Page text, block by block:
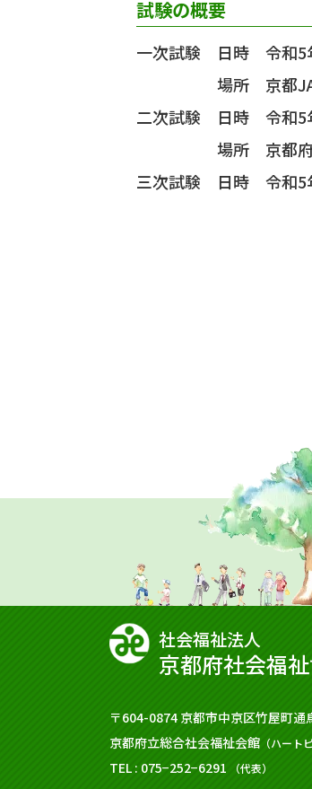
試験の概要
一次試験 日時 令和5
場所 京都JAビ
二次試験 日時 令和5
場所 京都府立総
三次試験 日時 令和5
社会福祉法⼈
京都府社会福
〒604-0874 京都市中京区竹屋町通
京都府立総合社会福祉会館 （ハート
TEL : 075−252−6291
（代表）